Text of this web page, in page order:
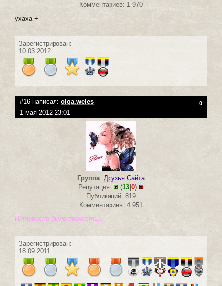
Комментариев: 1 970
ухаха +
Зарегистрирован:
10.03.2012
#16 написал: olqa.weles 0
1 мая 2012 23:01
Группа: Друзья Сайта
Репутация:
(13 0)
Публикаций: 819
Комментариев: 4 951
Интересно было прочесть..
Зарегистрирован:
18.09.2011